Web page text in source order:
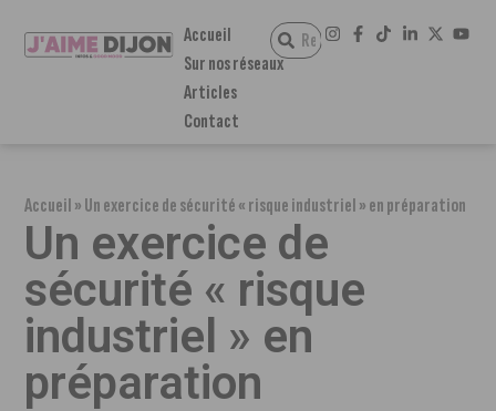
Accueil
Sur nos réseaux
Articles
Contact
Accueil»Un exercice de sécurité « risque industriel » en préparation
Un exercice de
sécurité « risque
industriel » en
préparation